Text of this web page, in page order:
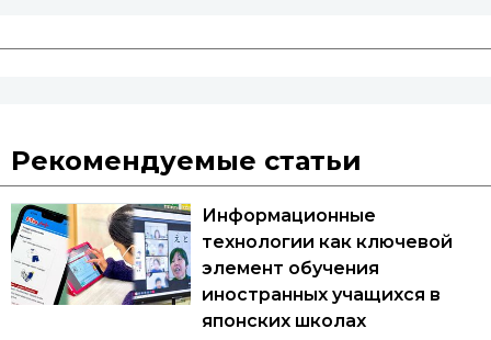
Рекомендуемые статьи
Информационные
технологии как ключевой
элемент обучения
иностранных учащихся в
японских школах